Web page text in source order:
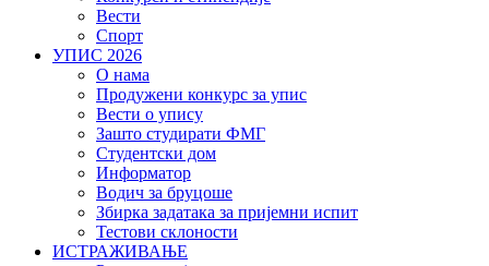
Вести
Спорт
УПИС 2026
О нама
Продужени конкурс за упис
Вести о упису
Зашто студирати ФМГ
Студентски дом
Информатор
Водич за бруцоше
Збиркa задатака за пријемни испит
Тестови склоности
ИСТРАЖИВАЊЕ